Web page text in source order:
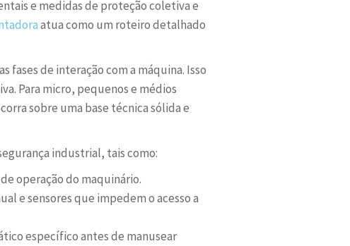
e medidas de proteção coletiva e
atua como um roteiro detalhado
fases de interação com a máquina. Isso
Para micro, pequenos e médios
sobre uma base técnica sólida e
industrial, tais como:
operação do maquinário.
e sensores que impedem o acesso a
específico antes de manusear